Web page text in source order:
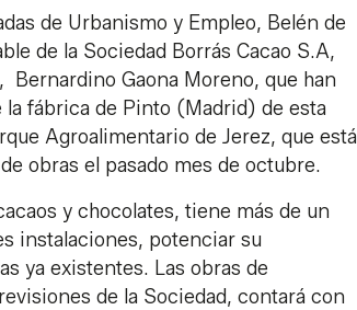
de Urbanismo y Empleo, Belén de
de la Sociedad Borrás Cacao S.A,
Bernardino Gaona Moreno, que han
la fábrica de Pinto (Madrid) de esta
Agroalimentario de Jerez, que está
obras el pasado mes de octubre.
y chocolates, tiene más de un
instalaciones, potenciar su
ya existentes. Las obras de
de la Sociedad, contará con